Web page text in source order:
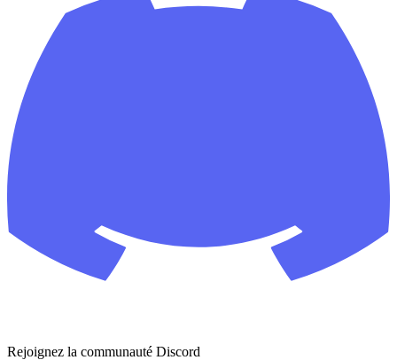
Rejoignez la communauté Discord